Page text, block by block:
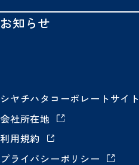
お知らせ
シヤチハタコーポレートサイト
会社所在地
利用規約
プライバシーポリシー